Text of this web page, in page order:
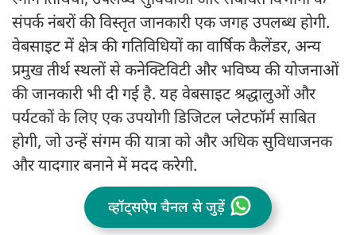
संपर्क नंबरों की विस्तृत जानकारी एक जगह उपलब्ध होगी.
वेबसाइट में क्षेत्र की गतिविधियों का वार्षिक कैलेंडर, अन्य
प्रमुख तीर्थ स्थलों से कनेक्टिविटी और भविष्य की योजनाओं
की जानकारी भी दी गई है. यह वेबसाइट श्रद्धालुओं और
पर्यटकों के लिए एक उपयोगी डिजिटल प्लेटफॉर्म साबित
होगी, जो उन्हें संगम की यात्रा को और अधिक सुविधाजनक
और यादगार बनाने में मदद करेगी.
व्हॉट्सऐप चैनल से जुड़ें